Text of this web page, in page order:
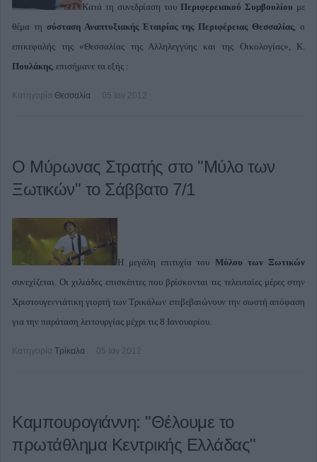
Κατά τη συνεδρίαση του Περιφερειακού Συμβουλίου με
θέμα τη σύσταση Αναπτυξιακής Εταιρίας της Περιφέρειας Θεσσαλίας, ο
επικεφαλής της «Θεσσαλίας της Αλληλεγγύης και της Οικολογίας», Κ.
Πουλάκης, επισήμανε τα εξής :
Κατηγορία Θεσσαλία 05 Ιαν 2012
Ο Μύρωνας Στρατής στο "Μύλο των
Ξωτικών" το Σάββατο 7/1
Η μεγάλη επιτυχία του Μύλου των Ξωτικών
συνεχίζεται. Οι χιλιάδες επισκέπτες που βρίσκονται τις τελευταίες μέρες στην
Χριστουγεννιάτικη γιορτή των Τρικάλων επιβεβαιώνουν την σωστή απόφαση
για την παράταση λειτουργίας μέχρι τις 8 Ιανουαρίου.
Κατηγορία Τρίκαλα 05 Ιαν 2012
Καμπουρογιάννη: "Θέλουμε το
πρωτάθλημα Κεντρικής Ελλάδας"